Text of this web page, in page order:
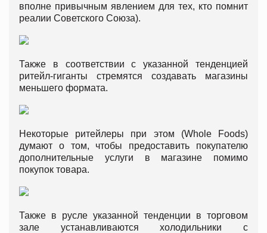
вполне привычным явлением для тех, кто помнит
реалии Советского Союза).
Также в соответствии с указанной тенденцией
ритейл-гиганты стремятся создавать магазины
меньшего формата.
Некоторые ритейлеры при этом (Whole Foods)
думают о том, чтобы предоставить покупателю
дополнительные услуги в магазине помимо
покупок товара.
Также в русле указанной тенденции в торговом
зале устанавливаются холодильники с